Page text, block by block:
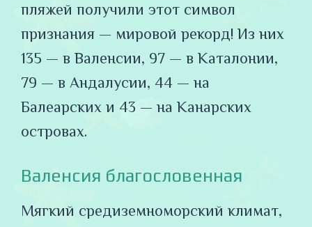
пляжей получили этот символ
признания — мировой рекорд! Из них
135 — в Валенсии, 97 — в Каталонии,
79 — в Андалусии, 44 — на
Балеарских и 43 — на Канарских
островах.
Валенсия благословенная
Мягкий средиземноморский климат,